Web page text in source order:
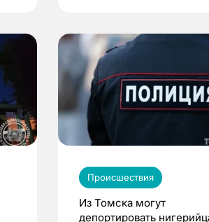
Происшествия
Из Томска могут
депортировать